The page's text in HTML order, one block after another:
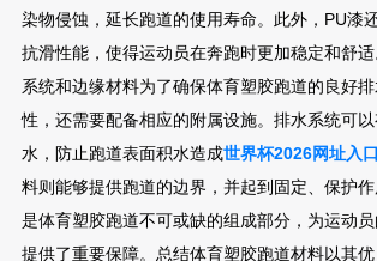
染物侵蚀，延长跑道的使用寿命。此外，PU漆
抗滑性能，使得运动员在奔跑时更加稳定和舒
系统和边缘材料为了确保体育塑胶跑道的良好
性，还需要配备相应的附属设施。排水系统可
水，防止跑道表面积水造成世界杯2026网址入口
料则能够提供跑道的边界，并起到固定、保护
是体育塑胶跑道不可或缺的组成部分，为运动
提供了重要保障。总结体育塑胶跑道材料以其